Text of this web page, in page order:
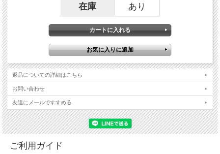
在庫 あり
返品についての詳細はこちら
お問い合わせ
友達にメールですすめる
ご利用ガイド